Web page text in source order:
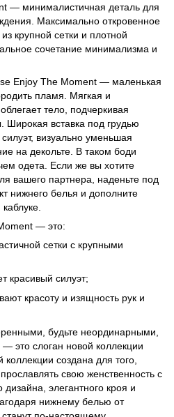
— минималистичная деталь для
Максимально откровенное
крупной сетки и плотной
сочетание минимализма и
Enjoy The Moment — маленькая
пламя. Мягкая и
тело, подчеркивая
Широкая вставка под грудью
визуально уменьшая
на декольте. В таком боди
одета. Если же вы хотите
вашего партнера, наденьте под
нижнего белья и дополните
— это:
сетки с крупными
красивый силуэт;
красоту и изящность рук и
будьте неординарными,
это слоган новой коллекции
создана для того,
свою женственность с
элегантного кроя и
нижнему белью от